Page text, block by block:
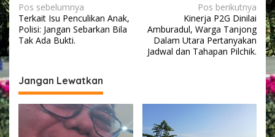
N
a
v
g
a
s
Pos sebelumnya
Terkait Isu Penculikan Anak,
Polisi: Jangan Sebarkan Bila
Tak Ada Bukti.
Pos berikutnya
Kinerja P2G Dinilai
Amburadul, Warga Tanjong
Dalam Utara Pertanyakan
Jadwal dan Tahapan Pilchik.
Jangan Lewatkan